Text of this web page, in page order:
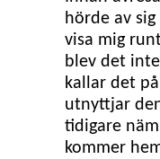
hörde av
visa mig
blev det
kallar det
utnyttjar
tidigare
kommer